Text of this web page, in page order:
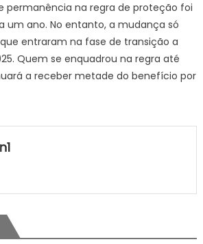
permanência na regra de proteção foi
um ano. No entanto, a mudança só
entraram na fase de transição a
Quem se enquadrou na regra até
a receber metade do benefício por